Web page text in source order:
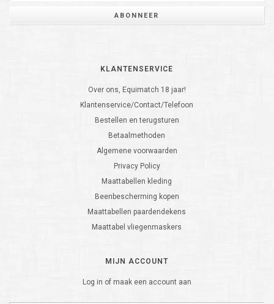
ABONNEER
KLANTENSERVICE
Over ons, Equimatch 18 jaar!
Klantenservice/Contact/Telefoon
Bestellen en terugsturen
Betaalmethoden
Algemene voorwaarden
Privacy Policy
Maattabellen kleding
Beenbescherming kopen
Maattabellen paardendekens
Maattabel vliegenmaskers
MIJN ACCOUNT
Log in of maak een account aan